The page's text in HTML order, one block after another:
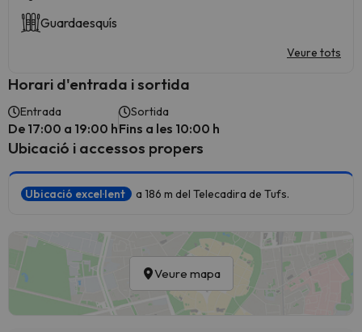
Guardaesquís
Veure tots
Horari d'entrada i sortida
Entrada
De 17:00 a 19:00 h
Sortida
Fins a les 10:00 h
Ubicació i accessos propers
Ubicació excel·lent a 186 m del Telecadira de Tufs.
Veure mapa